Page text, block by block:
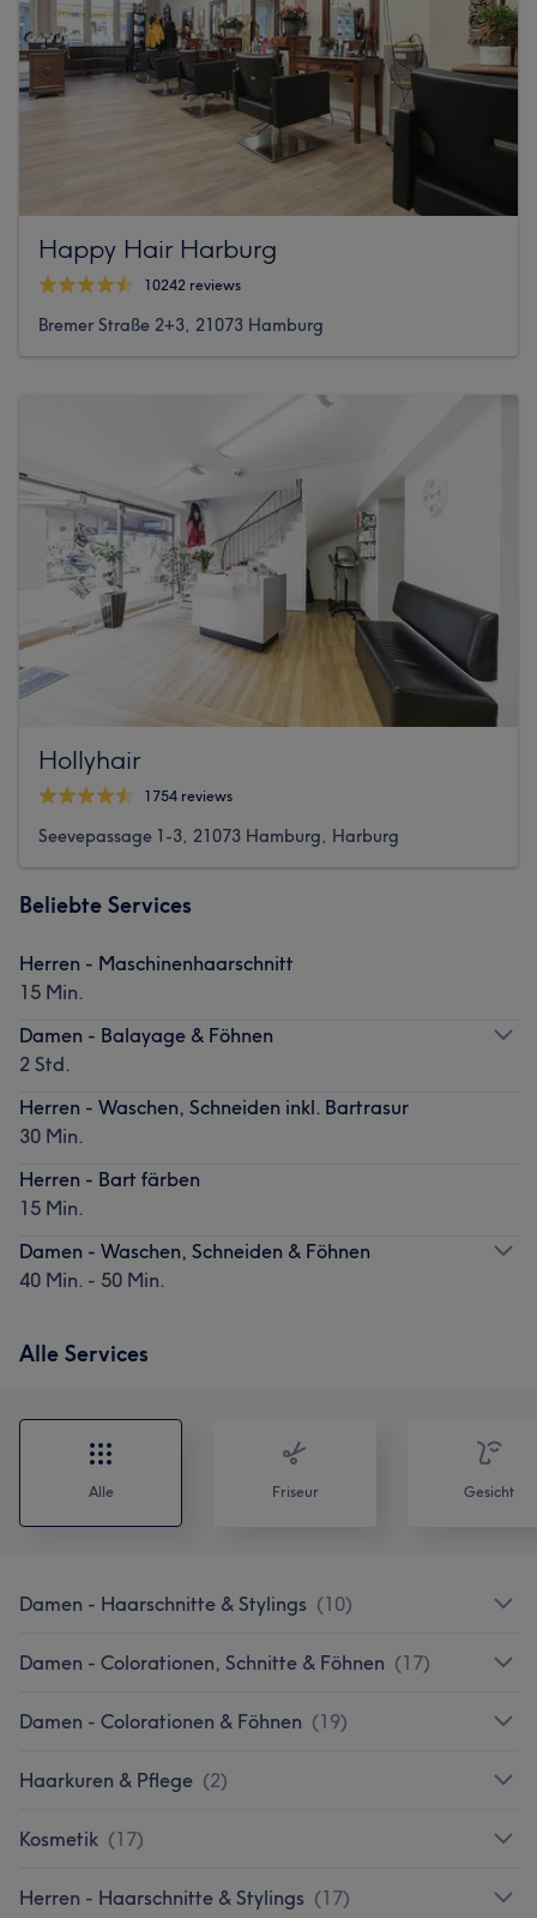
Happy Hair Harburg
10242 reviews
Bremer Straße 2+3, 21073 Hamburg
Hollyhair
1754 reviews
Seevepassage 1-3, 21073 Hamburg, Harburg
Beliebte Services
Herren - Maschinenhaarschnitt
15 Min.
Damen - Balayage & Föhnen
2 Std.
Herren - Waschen, Schneiden inkl. Bartrasur
30 Min.
Herren - Bart färben
15 Min.
Damen - Waschen, Schneiden & Föhnen
40 Min. - 50 Min.
Alle Services
Alle Friseur Gesicht
Damen - Haarschnitte & Stylings (10)
Damen - Colorationen, Schnitte & Föhnen (17)
Damen - Colorationen & Föhnen (19)
Haarkuren & Pflege (2)
Kosmetik (17)
Herren - Haarschnitte & Stylings (17)